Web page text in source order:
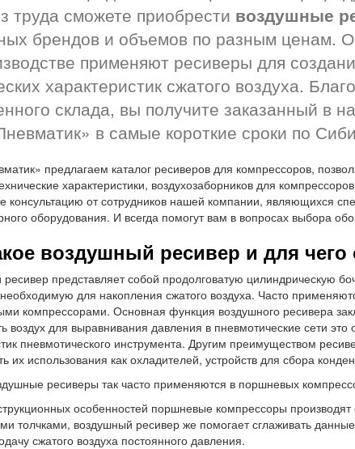
труда сможете приобрести воздушные
брендов и объемов по разным ценам.
применяют ресиверы для
характеристик сжатого воздуха.
склада, вы получите заказанный в
в самые короткие сроки по
предлагаем каталог ресиверов для компрессоров,
характеристики, воздухозаборников для
консультацию от сотрудников нашей компании, являющихся
оборудования. И всегда помогут вам в вопросах выбора
воздушный ресивер и для чего
представляет собой продолговатую цилиндрическую
для накопления сжатого воздуха. Часто
компрессорами. Основная функция воздушного ресивера
воздух для выравнивания давления в пневмотические сети
пневмотического инструмента. Другим преимуществом
их использования как охладителей, устройств для сбора
ресиверы так часто применяются в поршневых
особенностей поршневые компрессоры производят
толчками, воздушный ресивер же помогает сглаживать данные
сжатого воздуха постоянного давления.